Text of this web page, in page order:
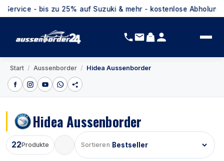
zu 25% auf Suzuki & mehr - kostenlose Abholung inkl.
Start / Aussenborder / Hidea Aussenborder
Hidea Aussenborder
22Produkte Sortieren